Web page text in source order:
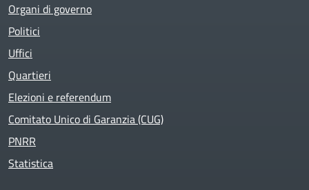
Organi di governo
Politici
Uffici
Quartieri
Elezioni e referendum
Comitato Unico di Garanzia (CUG)
PNRR
Statistica